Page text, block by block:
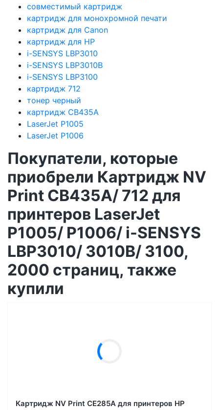
совместимый картридж
картридж для монохромной печати
картридж для Canon
картридж для HP
i-SENSYS LBP3010
i-SENSYS LBP3010B
i-SENSYS LBP3100
картридж 712
тонер черный
картридж CB435A
LaserJet P1005
LaserJet P1006
Покупатели, которые
приобрели Картридж NV
Print CB435A/ 712 для
принтеров LaserJet
P1005/ P1006/ i-SENSYS
LBP3010/ 3010B/ 3100,
2000 страниц, также
купили
Картридж NV Print CE285A для принтеров HP